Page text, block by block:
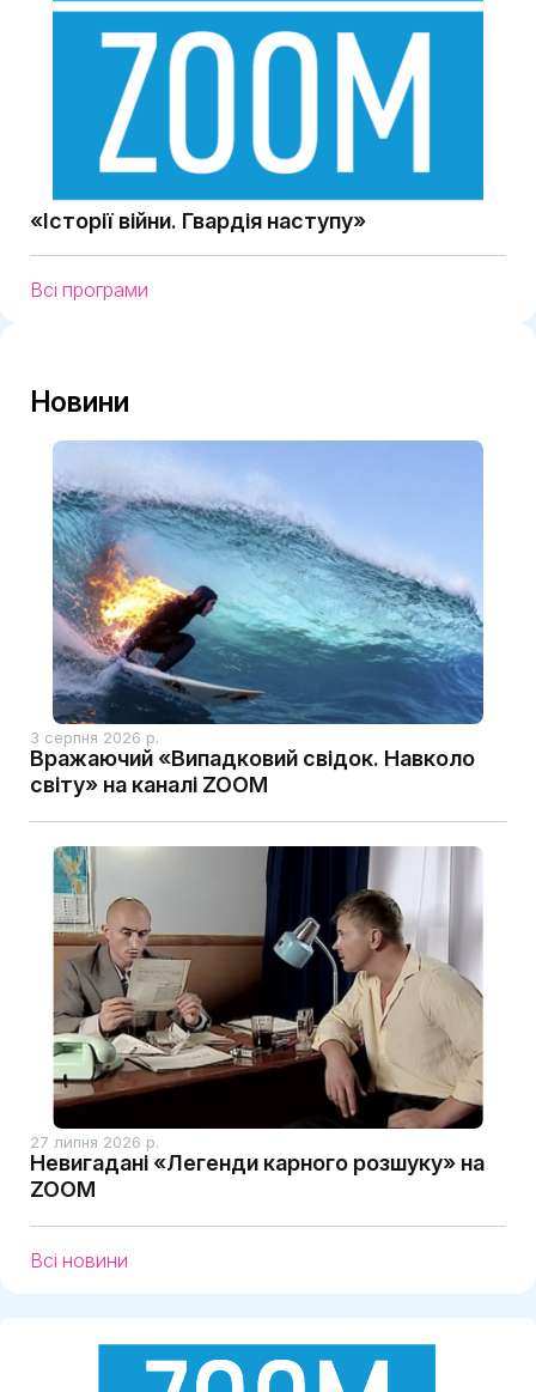
«Історії війни. Гвардія наступу»
Всі програми
Новини
3 серпня 2026 р.
Вражаючий «Випадковий свідок. Навколо
світу» на каналі ZOOM
27 липня 2026 р.
Невигадані «Легенди карного розшуку» на
ZOOM
Всі новини